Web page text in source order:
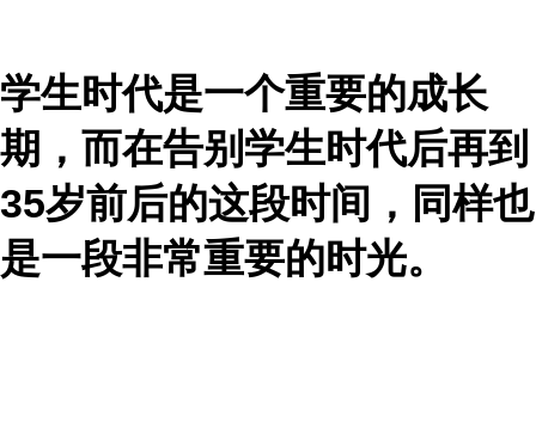
学生时代是一个重要的成长
期，而在告别学生时代后再到
35岁前后的这段时间，同样也
是一段非常重要的时光。